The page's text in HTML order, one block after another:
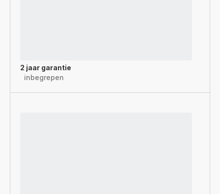
2 jaar garantie
inbegrepen